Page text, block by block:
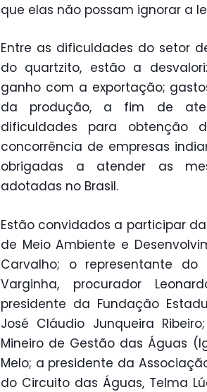
que elas não possam ignorar a
Entre as dificuldades do setor
do quartzito, estão a
ganho com a exportação;
da produção, a fim de
dificuldades para obtenção
concorrência de empresas
obrigadas a atender as
adotadas no Brasil.
Estão convidados a participar
de Meio Ambiente e
Carvalho; o representante do
Varginha, procurador
presidente da Fundação
José Cláudio Junqueira
Mineiro de Gestão das Águas
Melo; a presidente da
do Circuito das Águas, Telma